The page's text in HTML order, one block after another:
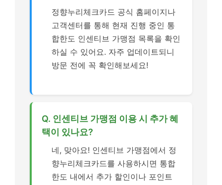
정향누리체크카드 공식 홈페이지나
고객센터를 통해 현재 진행 중인 통
합한도 인센티브 가맹점 목록을 확인
하실 수 있어요. 자주 업데이트되니
방문 전에 꼭 확인해보세요!
Q. 인센티브 가맹점 이용 시 추가 혜
택이 있나요?
네, 맞아요! 인센티브 가맹점에서 정
향누리체크카드를 사용하시면 통합
한도 내에서 추가 할인이나 포인트